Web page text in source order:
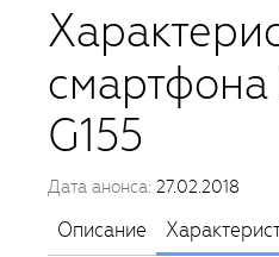
смартфона
G155
Дата анонса: 27.02.2018
Описание